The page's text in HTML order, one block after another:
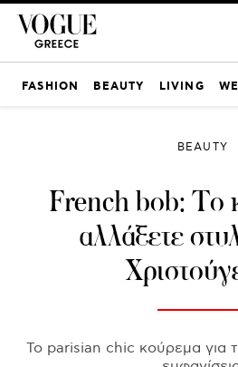
FASHION BEAUTY LIVING
BEAUTY
French bob: Το
αλλάξετε
Το parisian chic κούρεμα για